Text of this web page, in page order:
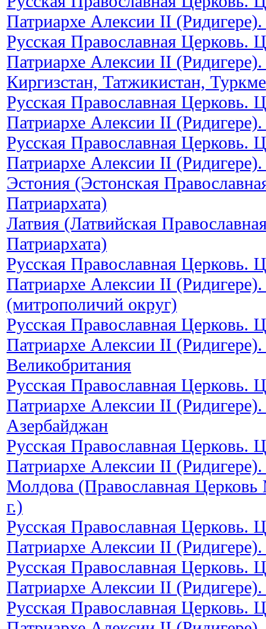
Патриархе Алексии II
Русская Православная Церковь.
Патриархе Алексии II (Ридигере).
Киргизстан, Татжикистан,
Русская Православная Церковь.
Патриархе Алексии II
Русская Православная Церковь.
Патриархе Алексии II
Эстония (Эстонская
Патриархата)
Латвия (Латвийская
Патриархата)
Русская Православная Церковь.
Патриархе Алексии II (Ридигере).
(митрополичий округ)
Русская Православная Церковь.
Патриархе Алексии II
Великобритания
Русская Православная Церковь.
Патриархе Алексии II
Азербайджан
Русская Православная Церковь.
Патриархе Алексии II
Молдова (Православная
г.)
Русская Православная Церковь.
Патриархе Алексии II
Русская Православная Церковь.
Патриархе Алексии II
Русская Православная Церковь.